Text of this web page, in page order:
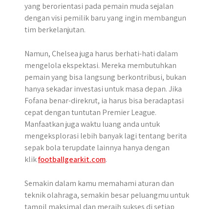
yang berorientasi pada pemain muda sejalan
dengan visi pemilik baru yang ingin membangun
tim berkelanjutan.
Namun, Chelsea juga harus berhati-hati dalam
mengelola ekspektasi. Mereka membutuhkan
pemain yang bisa langsung berkontribusi, bukan
hanya sekadar investasi untuk masa depan. Jika
Fofana benar-direkrut, ia harus bisa beradaptasi
cepat dengan tuntutan Premier League.
Manfaatkan juga waktu luang anda untuk
mengeksplorasi lebih banyak lagi tentang berita
sepak bola terupdate lainnya hanya dengan
klikfootballgearkit.com.
Semakin dalam kamu memahami aturan dan
teknik olahraga, semakin besar peluangmu untuk
tampil maksimal dan meraih sukses di setiap